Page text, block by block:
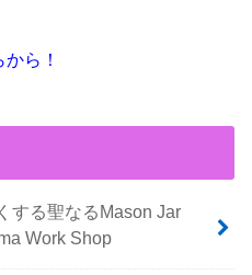
ら！
する聖なるMason Jar
Work Shop